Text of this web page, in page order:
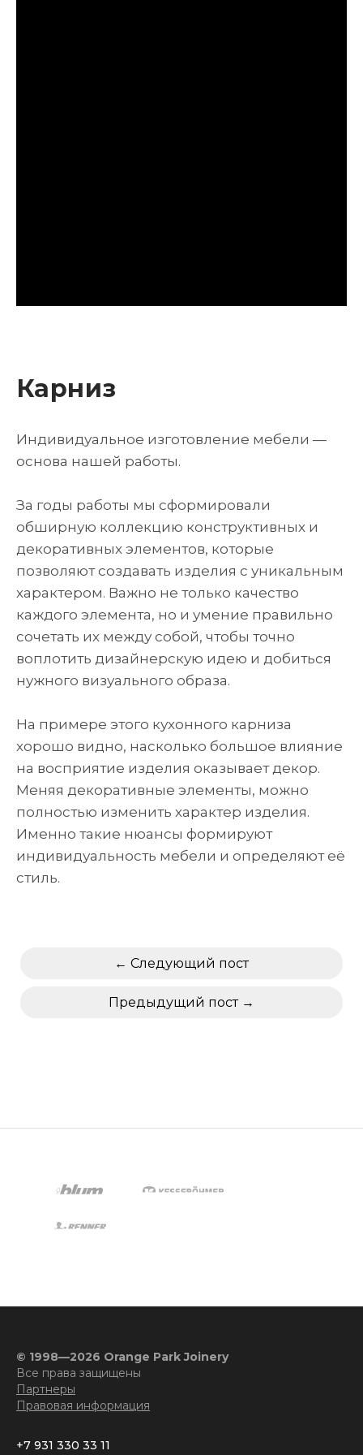
Карниз
Индивидуальное изготовление мебели —
основа нашей работы.
За годы работы мы сформировали
обширную коллекцию конструктивных и
декоративных элементов, которые
позволяют создавать изделия с уникальным
характером. Важно не только качество
каждого элемента, но и умение правильно
сочетать их между собой, чтобы точно
воплотить дизайнерскую идею и добиться
нужного визуального образа.
На примере этого кухонного карниза
хорошо видно, насколько большое влияние
на восприятие изделия оказывает декор.
Меняя декоративные элементы, можно
полностью изменить характер изделия.
Именно такие нюансы формируют
индивидуальность мебели и определяют её
стиль.
Предыдущий пост
Следующий пост
© 1998—2026 Orange Park Joinery
Все права защищены
Партнеры
Правовая информация
+7 931 330 33 11